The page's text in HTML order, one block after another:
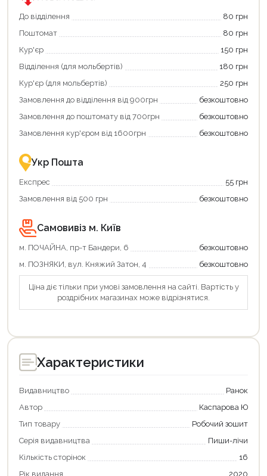
єКнига.
Використовуйте
карту
щоб
зекономити
та
отримати
переваги!
картою
єКнига
–
зручно
та
«Національний
кешбек».
покупку
«Національний
кешбек»
та
отримуйте
повернення
Економте
більше
разом
державною
підтримкою!
До відділення
80 грн
Поштомат
80 грн
Кур'єр
150 грн
Відділення (для мольбертів)
180 грн
Кур'єр (для мольбертів)
250 грн
Замовлення до відділення від 900грн
безкоштовно
Замовлення до поштомату від 700грн
безкоштовно
Замовлення кур'єром від 1600грн
безкоштовно
Укр Пошта
Експрес
55 грн
Замовлення від 500 грн
безкоштовно
Самовивіз м. Київ
м. ПОЧАЙНА, пр-т Бандери, 6
безкоштовно
м. ПОЗНЯКИ, вул. Княжий Затон, 4
безкоштовно
Ціна діє тільки при умові замовлення на сайті. Вартість у
роздрібних магазинах може відрізнятися.
Характеристики
Видавництво
Ранок
Автор
Каспарова Ю
Тип товару
Робочий зошит
Серія видавництва
Пиши-лічи
Кількість сторінок
16
Рік видання
2020